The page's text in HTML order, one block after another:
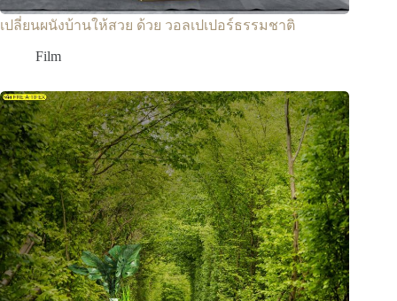
เปลี่ยนผนังบ้านให้สวย ด้วย วอลเปเปอร์ธรรมชาติ
Film